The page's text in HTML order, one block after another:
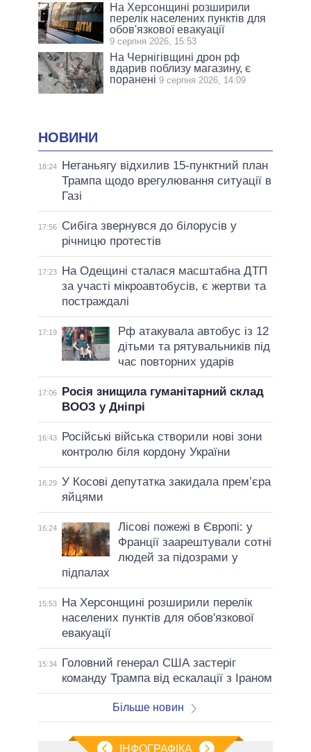
На Херсонщині розширили
перелік населених пунктів для
обов'язкової евакуації
9 серпня 2026, 15:53
На Чернігівщині дрон рф
вдарив поблизу магазину, є
поранені 9 серпня 2026, 14:09
НОВИНИ
18:24
Нетаньягу відхилив 15-пунктний план
Трампа щодо врегулювання ситуації в
Газі
17:56
Сибіга звернувся до білорусів у
річницю протестів
17:23
На Одещині сталася масштабна ДТП
за участі мікроавтобусів, є жертви та
постраждалі
17:19
Рф атакувала автобус із 12
дітьми та рятувальників під
час повторних ударів
17:06
Росія знищила гуманітарний склад
ВООЗ у Дніпрі
16:43
Російські війська створили нові зони
контролю біля кордону України
16:29 У Косові депутатка закидала прем’єра
яйцями
16:24
Лісові пожежі в Європі: у
Франції заарештували сотні
людей за підозрами у
підпалах
15:53
На Херсонщині розширили перелік
населених пунктів для обов'язкової
евакуації
15:34
Головний генерал США застеріг
команду Трампа від ескалації з Іраном
Більше новин
ІНФОГРАФІКА